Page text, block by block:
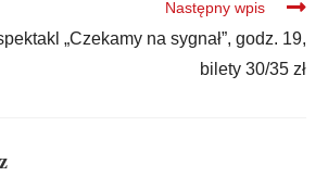
Następny wpis
„Czekamy na sygnał”, godz. 19,
bilety 30/35 zł